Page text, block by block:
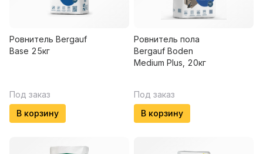
Ровнитель Bergauf
Base 25кг
Под заказ
В корзину
Ровнитель пола
Bergauf Boden
Medium Plus, 20кг
Под заказ
В корзину